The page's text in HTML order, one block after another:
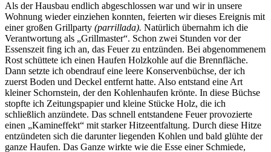
Als der Hausbau endlich abgeschlossen war und wir in unsere
Wohnung wieder einziehen konnten, feierten wir dieses Ereignis mit
einer großen Grillparty (parrillada). Natürlich übernahm ich die
Verantwortung als
Grillmaster . Schon zwei Stunden vor der
Essenszeit fing ich an, das Feuer zu entzünden. Bei abgenommenem
Rost schüttete ich einen Haufen Holzkohle auf die Brennfläche.
Dann setzte ich obendrauf eine leere Konservenbüchse, der ich
zuerst Boden und Deckel entfernt hatte. Also entstand eine Art
kleiner Schornstein, der den Kohlenhaufen krönte. In diese Büchse
stopfte ich Zeitungspapier und kleine Stücke Holz, die ich
schließlich anzündete. Das schnell entstandene Feuer provozierte
einen
Kamineffekt
mit starker Hitzeentfaltung. Durch diese Hitze
entzündeten sich die darunter liegenden Kohlen und bald glühte der
ganze Haufen. Das Ganze wirkte wie die Esse einer Schmiede,